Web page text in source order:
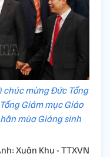
mừng Đức Tổng
Giám mục Giáo
mùa Giáng sinh
Xuân Khu - TTXVN